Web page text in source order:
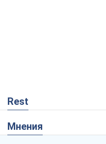
Rest
Мнения